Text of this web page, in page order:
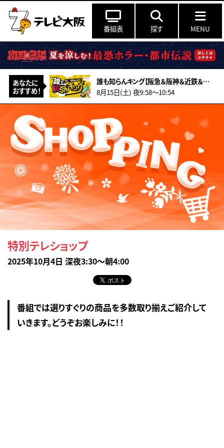
番組表 探す MENU
あなたに
おすすめ！
誰も知らんキング【阪急＆阪神＆近鉄＆南海＆メトロ…鉄道ミステリー2026夏】
8月15日(土) 夜9:58〜10:54
特別テレショップ
2025年10月4日 深夜3:30～朝4:00
番組では選りすぐりの商品を多数取り揃えご紹介して
いきます。どうぞお楽しみに！！